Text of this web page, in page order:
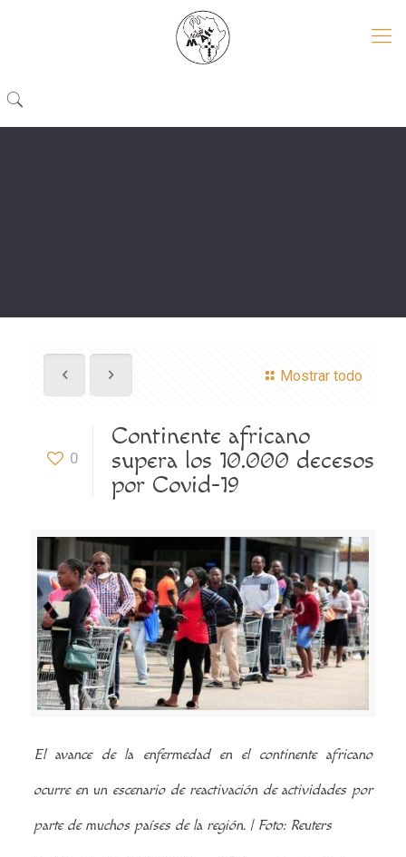
Mostrar todo
0
Continente africano
supera los 10.000 decesos
por Covid-19
El avance de la enfermedad en el continente africano
ocurre en un escenario de reactivación de actividades por
parte de muchos países de la región. | Foto: Reuters